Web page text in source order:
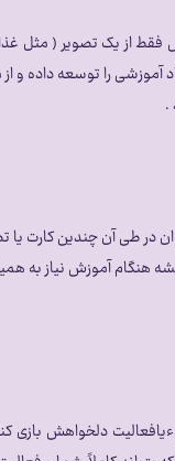
از یک تصویر ( مثل غذا )
را توسعه داده و از
.
آن چندین کارت یا
هنگام آموزش نیاز به
دلخواهش